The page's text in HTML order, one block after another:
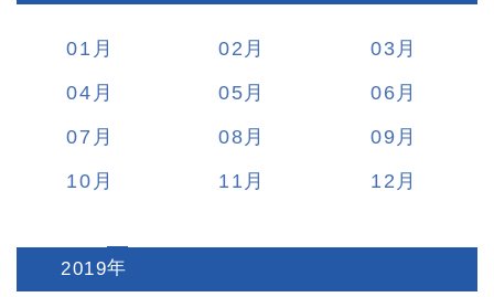
01 02
03
04
05
06
07
08
09
10
11 12
2019: